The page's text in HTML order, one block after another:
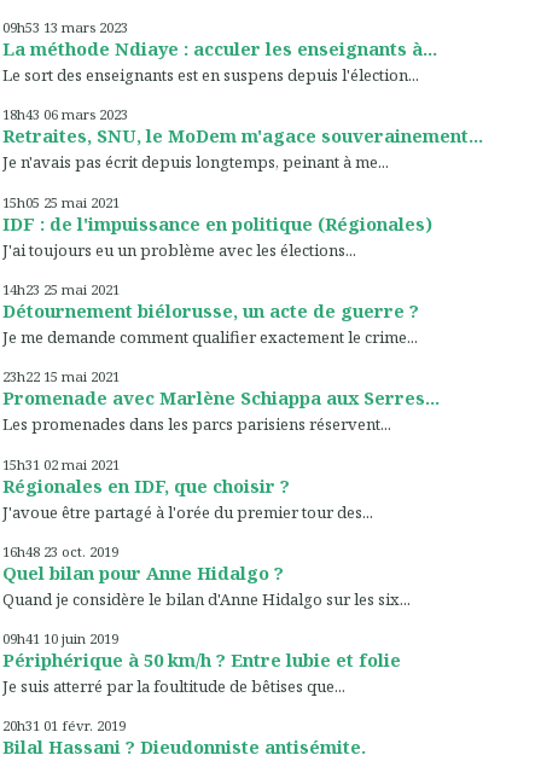
09h53 13 mars 2023
La méthode Ndiaye : acculer les enseignants à...
Le sort des enseignants est en suspens depuis l'élection...
18h43 06 mars 2023
Retraites, SNU, le MoDem m'agace souverainement...
Je n'avais pas écrit depuis longtemps, peinant à me...
15h05 25 mai 2021
IDF : de l'impuissance en politique (Régionales)
J'ai toujours eu un problème avec les élections...
14h23 25 mai 2021
Détournement biélorusse, un acte de guerre ?
Je me demande comment qualifier exactement le crime...
23h22 15 mai 2021
Promenade avec Marlène Schiappa aux Serres...
Les promenades dans les parcs parisiens réservent...
15h31 02 mai 2021
Régionales en IDF, que choisir ?
J'avoue être partagé à l'orée du premier tour des...
16h48 23 oct. 2019
Quel bilan pour Anne Hidalgo ?
Quand je considère le bilan d'Anne Hidalgo sur les six...
09h41 10 juin 2019
Périphérique à 50 km/h ? Entre lubie et folie
Je suis atterré par la foultitude de bêtises que...
20h31 01 févr. 2019
Bilal Hassani ? Dieudonniste antisémite.